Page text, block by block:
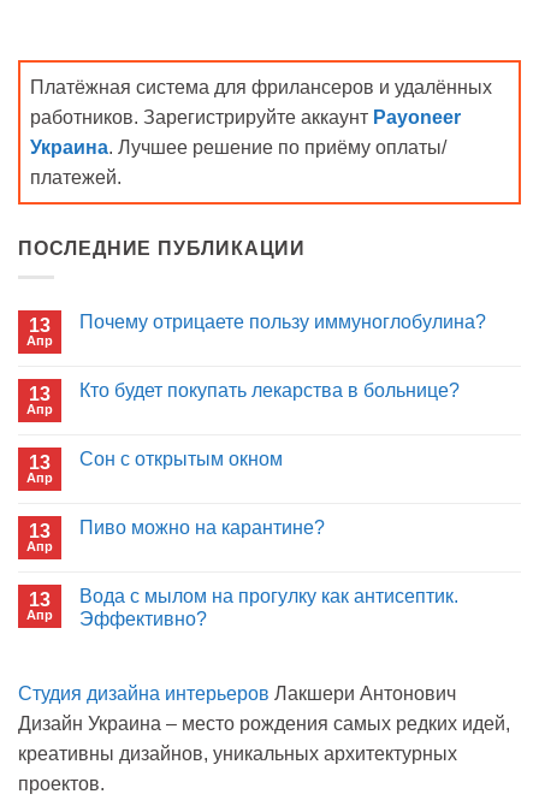
Платёжная система для фрилансеров и удалённых
работников. Зарегистрируйте аккаунт Payoneer
Украина. Лучшее решение по приёму оплаты/
платежей.
ПОСЛЕДНИЕ ПУБЛИКАЦИИ
13
Апр
Почему отрицаете пользу иммуноглобулина?
Почему
13
Апр
Кто будет покупать лекарства в больнице?
Кто
в
13
Апр
Сон с открытым окном
Сон
13
Апр
Пиво можно на карантине?
Пиво
можно
13
Апр
Вода с мылом на прогулку как антисептик.
Эффективно?
Вода
мылом
прогулку
антисептик.
Студия дизайна интерьеров Лакшери Антонович
Дизайн Украина – место рождения самых редких идей,
креативны дизайнов, уникальных архитектурных
проектов.